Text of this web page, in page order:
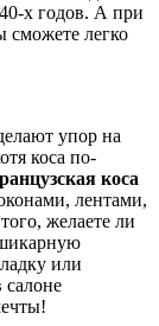
х годов. А при
сможете легко
упор на
коса по-
коса
лентами,
желаете ли
или